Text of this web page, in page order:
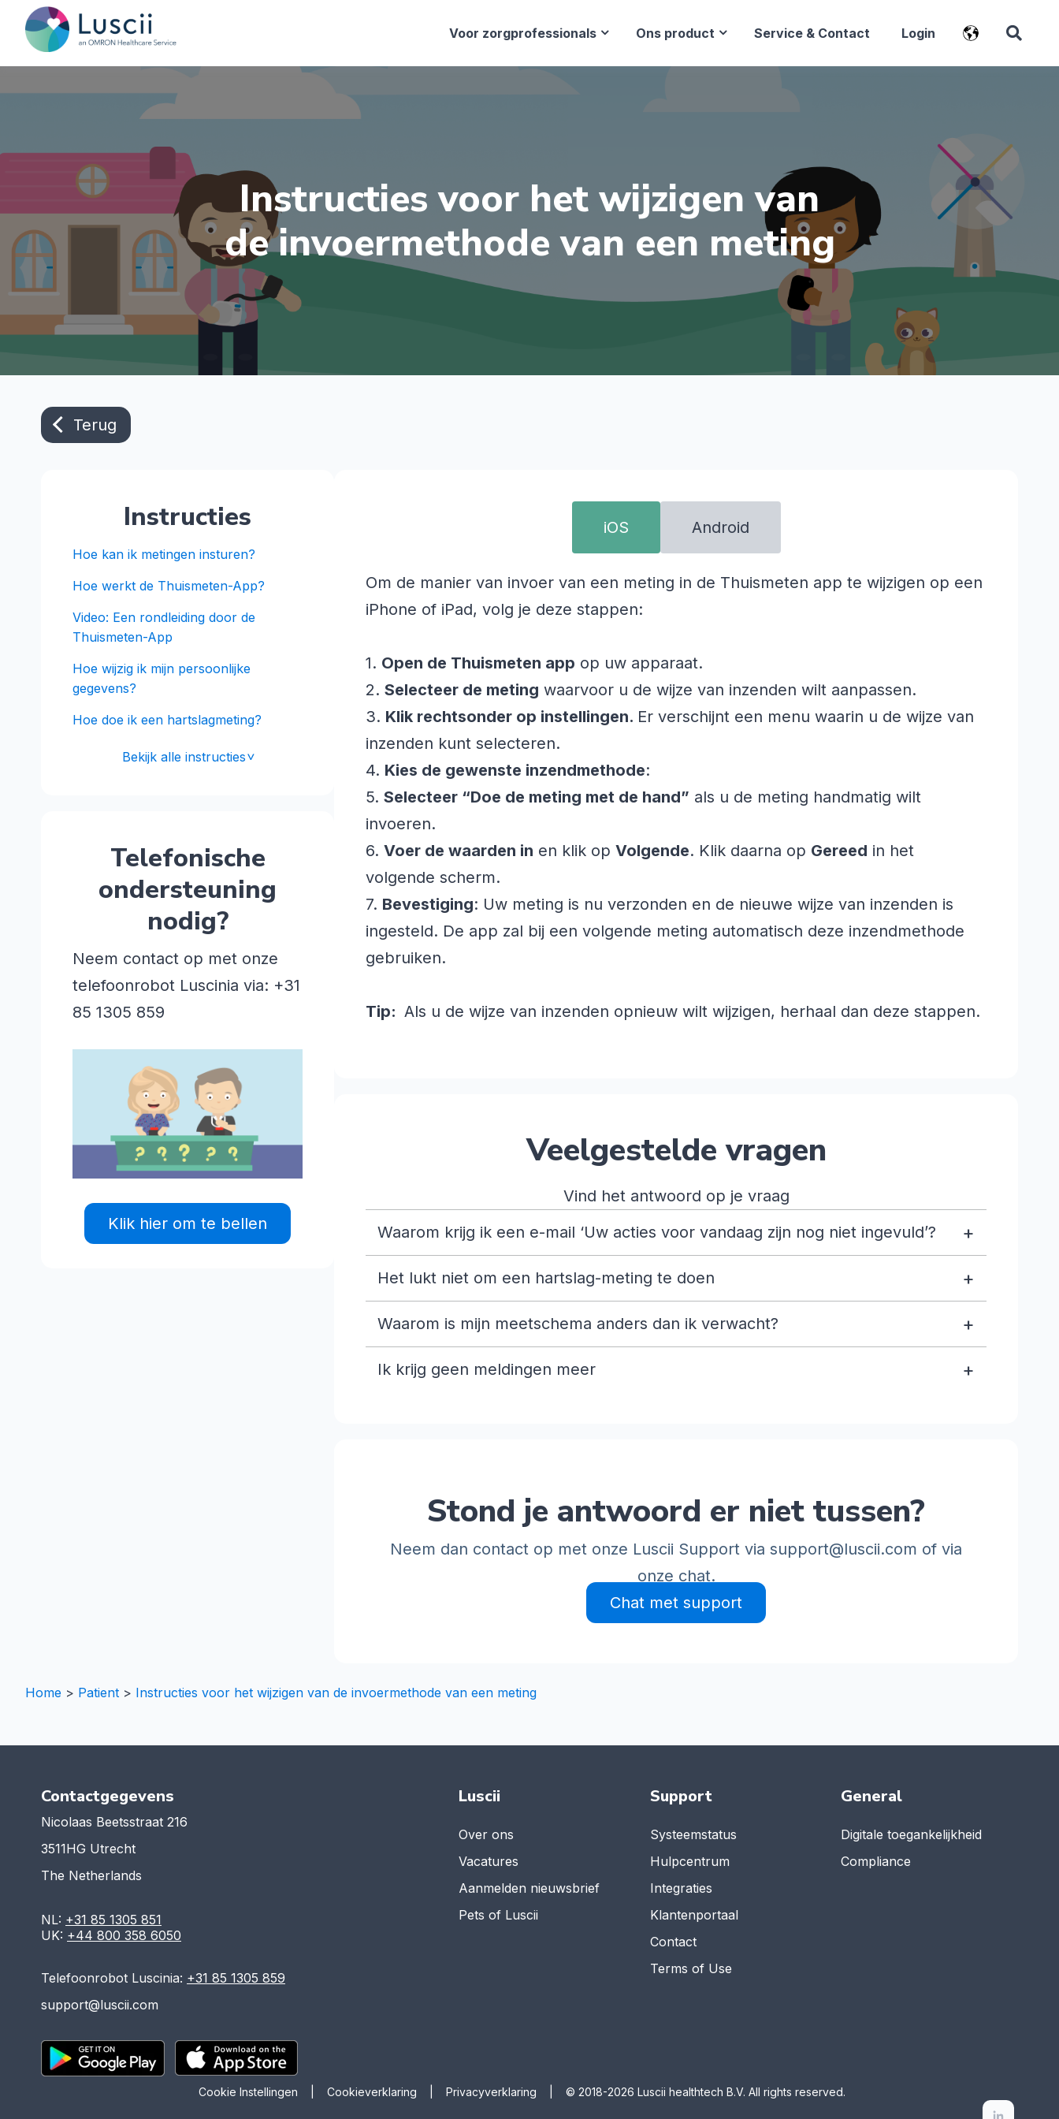
Voor zorgprofessionals Ons product Service & Contact Login
Instructies voor het wijzigen van
de invoermethode van een meting
Terug
Instructies
Hoe kan ik metingen insturen?
Hoe werkt de Thuismeten-App?
Video: Een rondleiding door de
Thuismeten-App
Hoe wijzig ik mijn persoonlijke
gegevens?
Hoe doe ik een hartslagmeting?
Bekijk alle instructies<
Telefonische
ondersteuning
nodig?
Neem contact op met onze
telefoonrobot Luscinia via: +31
85 1305 859
Klik hier om te bellen
iOS Android
Om de manier van invoer van een meting in de Thuismeten app te wijzigen op een
iPhone of iPad, volg je deze stappen:
1. Open de Thuismeten app op uw apparaat.
2. Selecteer de meting waarvoor u de wijze van inzenden wilt aanpassen.
3. Klik rechtsonder op instellingen. Er verschijnt een menu waarin u de wijze van
inzenden kunt selecteren.
4. Kies de gewenste inzendmethode:
5. Selecteer “Doe de meting met de hand” als u de meting handmatig wilt
invoeren.
6. Voer de waarden in en klik op Volgende. Klik daarna op Gereed in het
volgende scherm.
7. Bevestiging: Uw meting is nu verzonden en de nieuwe wijze van inzenden is
ingesteld. De app zal bij een volgende meting automatisch deze inzendmethode
gebruiken.
Tip: Als u de wijze van inzenden opnieuw wilt wijzigen, herhaal dan deze stappen.
Veelgestelde vragen
Vind het antwoord op je vraag
Waarom krijg ik een e-mail ‘Uw acties voor vandaag zijn nog niet ingevuld’?
+
Het lukt niet om een hartslag-meting te doen +
Waarom is mijn meetschema anders dan ik verwacht? +
Ik krijg geen meldingen meer +
Stond je antwoord er niet tussen?
Neem dan contact op met onze Luscii Support via support@luscii.com of via
onze chat.
Chat met support
Home > Patient > Instructies voor het wijzigen van de invoermethode van een meting
Contactgegevens
Nicolaas Beetsstraat 216
3511HG Utrecht
The Netherlands
NL: +31 85 1305 851
UK: +44 800 358 6050
Telefoonrobot Luscinia: +31 85 1305 859
support@luscii.com
Luscii
Over ons
Vacatures
Aanmelden nieuwsbrief
Pets of Luscii
Support
Systeemstatus
Hulpcentrum
Integraties
Klantenportaal
Contact
Terms of Use
General
Digitale toegankelijkheid
Compliance
Cookie Instellingen Cookieverklaring Privacyverklaring © 2018-2026 Luscii healthtech B.V. All rights reserved.